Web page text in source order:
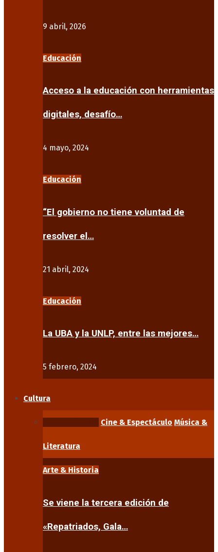
9 abril, 2026
Educación
Acceso a la educación con herramientas
digitales, desafío…
4 mayo, 2024
Educación
“El gobierno no tiene voluntad de
resolver el…
21 abril, 2024
Educación
La UBA y la UNLP, entre las mejores…
5 febrero, 2024
Cultura
Cine & Espectáculo Música &
Literatura
Arte & Historia
Se viene la tercera edición de
«Repatriados, Gala…